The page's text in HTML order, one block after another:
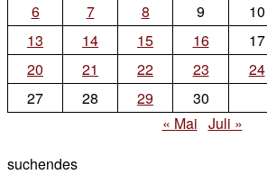
6
7 8 9 10
13
14 15 16 17
20
21 22 23 24
27
28 29
30
« Mai Juli »
suchendes